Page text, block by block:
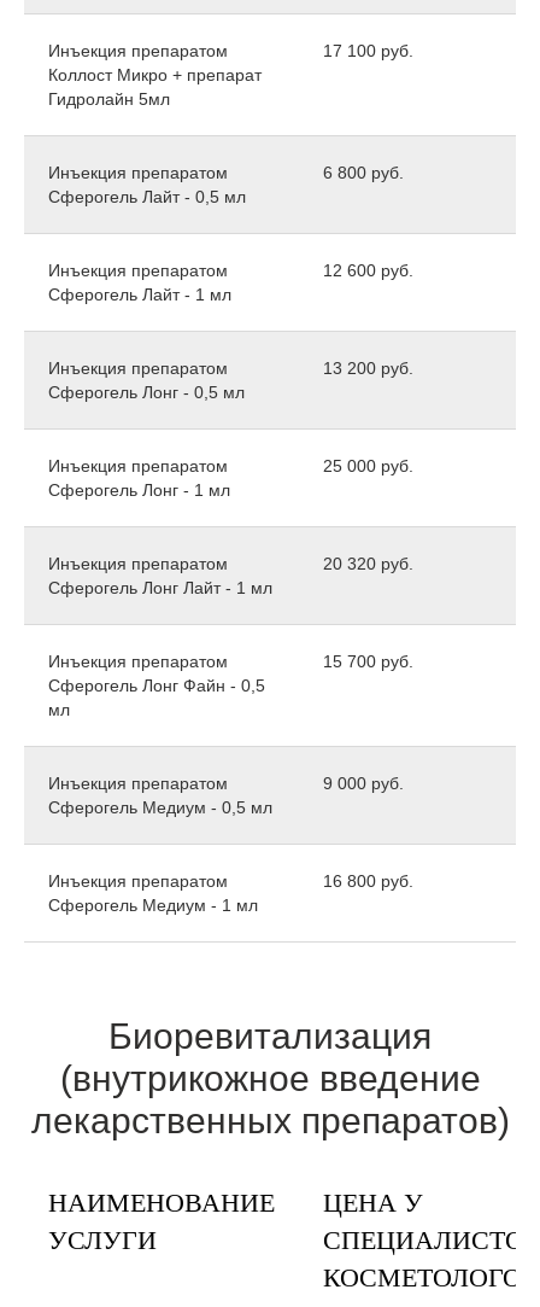
Инъекция препаратом
Коллост Микро + препарат
Гидролайн 5мл
17 100 руб.
Инъекция препаратом
Сферогель Лайт - 0,5 мл
6 800 руб.
Инъекция препаратом
Сферогель Лайт - 1 мл
12 600 руб.
Инъекция препаратом
Сферогель Лонг - 0,5 мл
13 200 руб.
Инъекция препаратом
Сферогель Лонг - 1 мл
25 000 руб.
Инъекция препаратом
Сферогель Лонг Лайт - 1 мл
20 320 руб.
Инъекция препаратом
Сферогель Лонг Файн - 0,5
мл
15 700 руб.
Инъекция препаратом
Сферогель Медиум - 0,5 мл
9 000 руб.
Инъекция препаратом
Сферогель Медиум - 1 мл
16 800 руб.
Биоревитализация
(внутрикожное введение
лекарственных препаратов)
НАИМЕНОВАНИЕ
УСЛУГИ
ЦЕНА У
КОСМЕТОЛОГОВ